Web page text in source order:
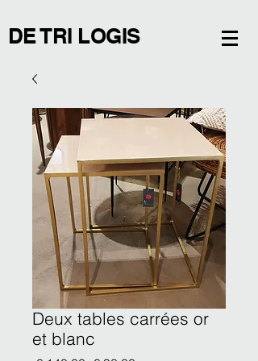
DE TRI LOGIS
Deux tables carrées or
et blanc